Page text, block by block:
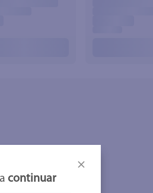
continuar